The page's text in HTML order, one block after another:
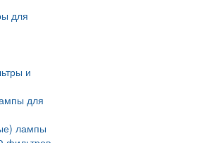
для
и
для
лампы